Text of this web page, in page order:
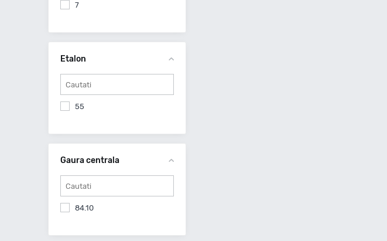
7
Etalon
55
Gaura centrala
84.10